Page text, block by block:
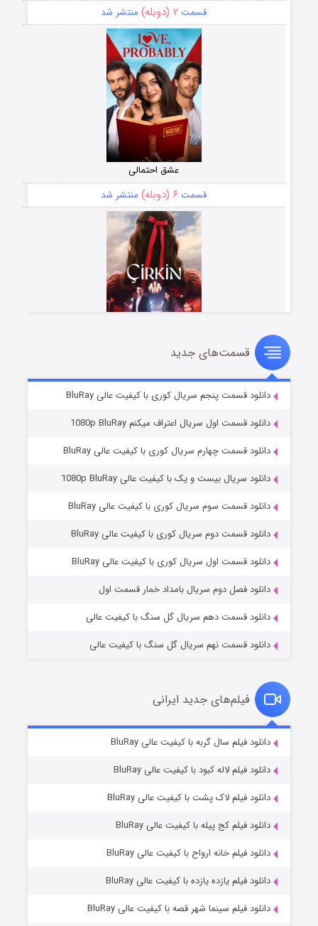
قسمت ۲ (دوبله) منتشر شد
عشق احتمالی
قسمت ۶ (دوبله) منتشر شد
سریال زشت
قسمت۵ (زیرنویس) منتشر شد
وستی ها
قسمت۱ (زیرنویس) منتشر شد
قسمت۶ (زیرنویس) منتشر شد
قسمت‌های جدید
دانلود قسمت پنجم سریال کوری با کیفیت عالی BluRay
دانلود قسمت اول سریال اعتراف میکنم 1080p BluRay
دانلود قسمت چهارم سریال کوری با کیفیت عالی BluRay
دانلود سریال بیست و یک با کیفیت عالی 1080p BluRay
دانلود قسمت سوم سریال کوری با کیفیت عالی BluRay
دانلود قسمت دوم سریال کوری با کیفیت عالی BluRay
دانلود قسمت اول سریال کوری با کیفیت عالی BluRay
دانلود فصل دوم سریال بامداد خمار قسمت اول
دانلود قسمت دهم سریال گل سنگ با کیفیت عالی
دانلود قسمت نهم سریال گل سنگ با کیفیت عالی
فیلم‌های جدید ایرانی
دانلود فیلم سال گربه با کیفیت عالی BluRay
دانلود فیلم لاله کبود با کیفیت عالی BluRay
دانلود فیلم لاک پشت با کیفیت عالی BluRay
دانلود فیلم کج‌ پیله با کیفیت عالی BluRay
دانلود فیلم خانه ارواح با کیفیت عالی BluRay
دانلود فیلم یازده یازده با کیفیت عالی BluRay
دانلود فیلم سینما شهر قصه با کیفیت عالی BluRay